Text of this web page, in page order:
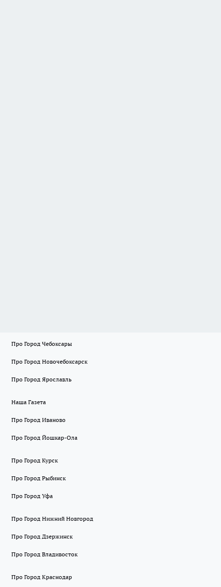
Про Город Чебоксары
Про Город Новочебоксарск
Про Город Ярославль
Наша Газета
Про Город Иваново
Про Город Йошкар-Ола
Про Город Курск
Про Город Рыбинск
Про Город Уфа
Про Город Нижний Новгород
Про Город Дзержинск
Про Город Владивосток
Про Город Краснодар